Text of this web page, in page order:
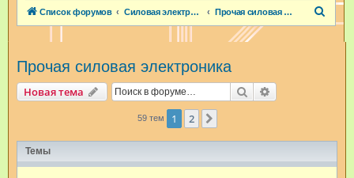
Список форумов Силовая электроника Прочая силовая электроника
Прочая силовая электроника
Новая тема Поиск
59 тем 1 2
Темы